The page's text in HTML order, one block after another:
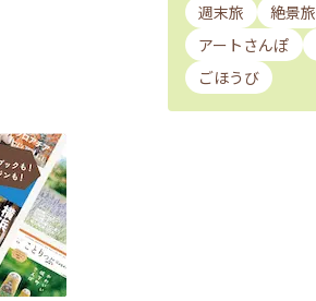
週末旅 絶景旅
アートさんぽ
ごほうび